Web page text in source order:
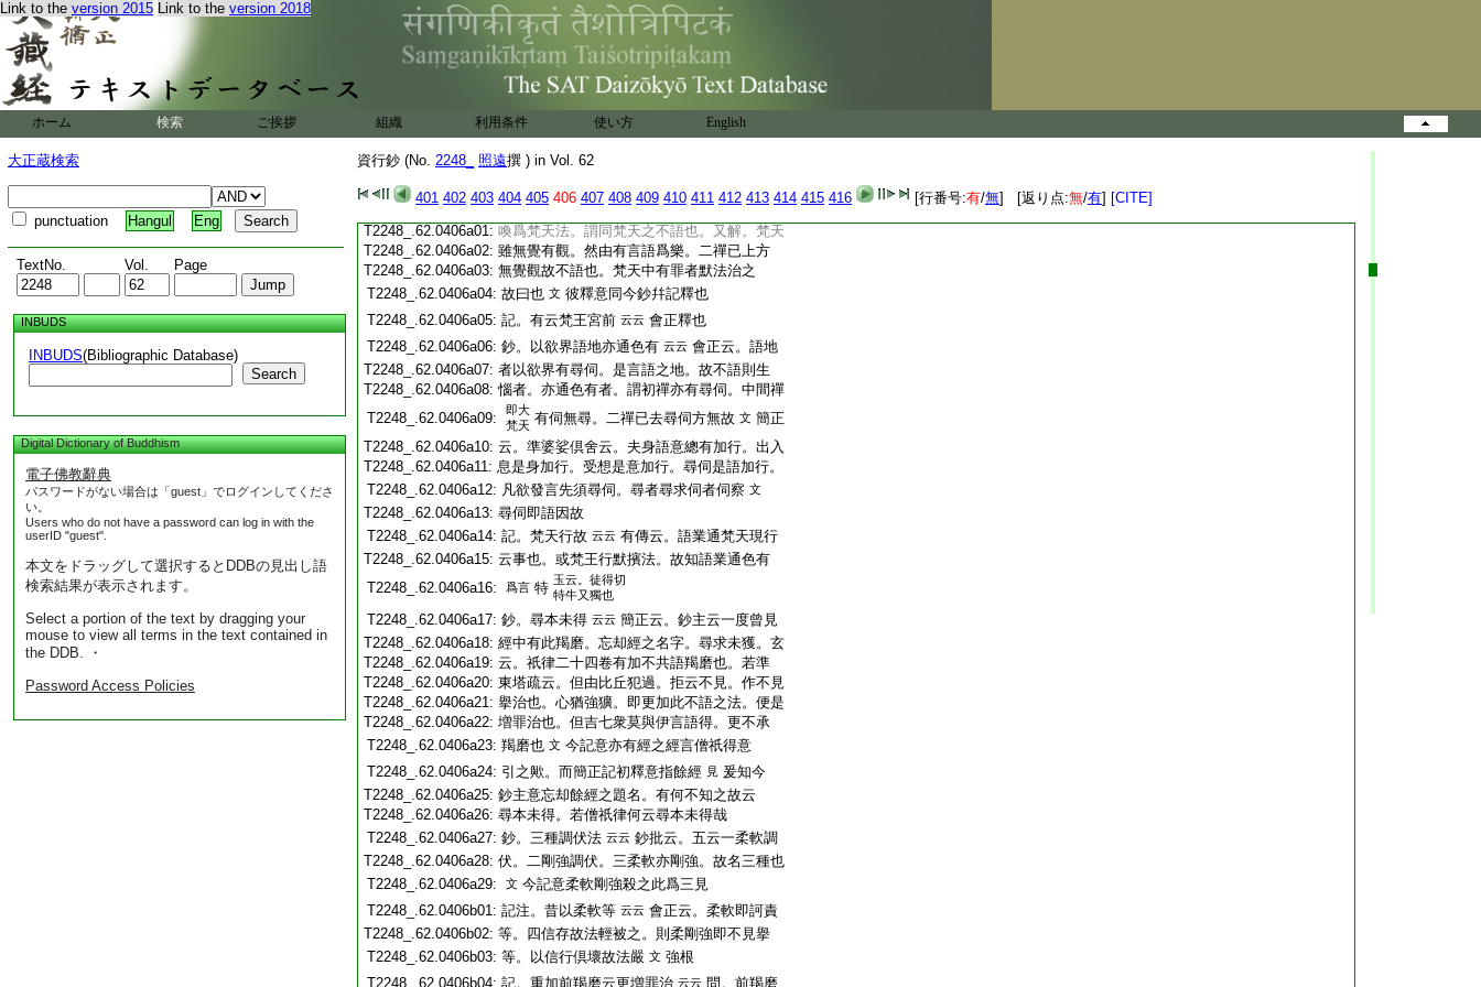
Link to the version 2015 Link to the version 2018
ホーム 検索 ご挨拶 組織 利用条件 使い方 English
大正蔵検索
punctuation Hangul Eng
TextNo. Vol. Page
INBUDS
INBUDS(Bibliographic Database)
Search
Digital Dictionary of Buddhism
電子佛教辭典
パスワードがない場合は「guest」でログインしてくださ
い。
Users who do not have a password can log in with the
userID "guest".
本文をドラッグして選択するとDDBの見出し語
検索結果が表示されます。
Select a portion of the text by dragging your
mouse to view all terms in the text contained in
the DDB. ・
Password Access Policies
資行鈔 (No. 2248_ 照遠撰 ) in Vol. 62
401 402 403 404 405 406 407 408 409 410 411 412 413 414 415 416 [行番号:有/無] [返り点:無/有] [CITE]
T2248_.62.0405c19:尋唯伺地。二禪已去無尋無伺地。言中間禪
T2248_.62.0405c20: 者。謂初禪已去未至二禪。名中間禪也。賓云
T2248_.62.0405c21:承前諸師解。未至禪云是中間禪者錯也。初
T2248_.62.0405c22:
禪已前未至初禪。名未至禪。亦名未來禪。名
斷律儀也。言中間禪者。即是初禪已去二禪
T2248_.62.0405c24:已前。梵王住處名中間禪也。其梵天在初禪
T2248_.62.0405c25:之上二禪下。未屬四禪。二十五有中自當一
T2248_.62.0405c26:有也。亦名梵輔天。齊此已下皆語言故。曰欲
T2248_.62.0405c27:界及初禪有尋有伺地。故舊經云覺觀在初
T2248_.62.0405c28: 禪。即其義也。二禪已上無復語言。若中間禪
T2248_.62.0406a01: 喚爲梵天法。謂同梵天之不語也。又解。梵天
T2248_.62.0406a02: 雖無覺有觀。然由有言語爲樂。二禪已上方
T2248_.62.0406a03: 無覺觀故不語也。梵天中有罪者默法治之
T2248_.62.0406a04: 故曰也 文 彼釋意同今鈔幷記釋也
T2248_.62.0406a05: 記。有云梵王宮前 云云 會正釋也
T2248_.62.0406a06: 鈔。以欲界語地亦通色有 云云 會正云。語地
T2248_.62.0406a07: 者以欲界有尋伺。是言語之地。故不語則生
T2248_.62.0406a08:惱者。亦通色有者。謂初禪亦有尋伺。中間禪
T2248_.62.0406a09:
即大
梵天 有伺無尋。二禪已去尋伺方無故 文 簡正
T2248_.62.0406a10: 云。準婆娑倶舍云。夫身語意總有加行。出入
T2248_.62.0406a11: 息是身加行。受想是意加行。尋伺是語加行。
T2248_.62.0406a12: 凡欲發言先須尋伺。尋者尋求伺者伺察 文
T2248_.62.0406a13: 尋伺即語因故
T2248_.62.0406a14: 記。梵天行故 云云 有傳云。語業通梵天現行
T2248_.62.0406a15: 云事也。或梵王行默擯法。故知語業通色有
T2248_.62.0406a16:
爲言 特 玉云。徒得切
特牛又獨也
T2248_.62.0406a17: 鈔。尋本未得 云云 簡正云。鈔主云一度曾見
T2248_.62.0406a18: 經中有此羯磨。忘却經之名字。尋求未獲。玄
T2248_.62.0406a19: 云。祇律二十四卷有加不共語羯磨也。若準
T2248_.62.0406a20: 東塔疏云。但由比丘犯過。拒云不見。作不見
T2248_.62.0406a21: 擧治也。心猶強獷。即更加此不語之法。便是
T2248_.62.0406a22: 増罪治也。但吉七衆莫與伊言語得。更不承
T2248_.62.0406a23: 羯磨也 文 今記意亦有經之經言僧祇得意
T2248_.62.0406a24: 引之歟。而簡正記初釋意指餘經 見 爰知今
T2248_.62.0406a25: 鈔主意忘却餘經之題名。有何不知之故云
T2248_.62.0406a26: 尋本未得。若僧祇律何云尋本未得哉
T2248_.62.0406a27: 鈔。三種調伏法 云云 鈔批云。五云一柔軟調
T2248_.62.0406a28: 伏。二剛強調伏。三柔軟亦剛強。故名三種也
T2248_.62.0406a29:
文 今記意柔軟剛強殺之此爲三見
T2248_.62.0406b01: 記注。昔以柔軟等 云云 會正云。柔軟即訶責
T2248_.62.0406b02: 等。四信存故法輕被之。則柔剛強即不見擧
T2248_.62.0406b03: 等。以信行倶壞故法嚴 文 強根
T2248_.62.0406b04: 記。重加前羯磨云更増罪治 云云 問。前羯磨